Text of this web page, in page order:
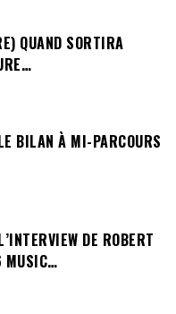
QUAND SORTIRA
BILAN À MI-PARCOURS
DE ROBERT
MUSIC…